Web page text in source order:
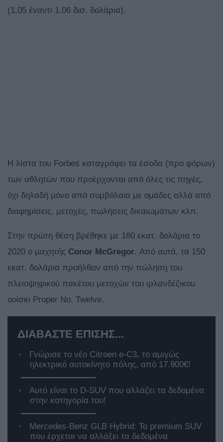
(1,05 έναντι 1,06 δισ. δολάρια).
Η λίστα του Forbes καταγράφει τα έσοδα (προ φόρων)
των αθλητών που προέρχονται από όλες τις πηγές,
όχι δηλαδή μόνο από συμβόλαια με ομάδες αλλά από
διαφημίσεις, μετοχές, πωλήσεις δικαιωμάτων κλπ.
Στην πρώτη θέση βρέθηκε με 180 εκατ. δολάρια το
2020 ο μαχητής Conor McGregor. Από αυτά, τα 150
εκατ. δολάρια προήλθαν από την πώληση του
πλειοψηφικού πακέτου μετοχών του ιρλανδέζικου
ουίσκι Proper No. Twelve.
ΔΙΑΒΑΣΤΕ ΕΠΙΣΗΣ...
Γνώρισε το νέο Citroen e-C3, το αμιγώς
ηλεκτρικό αυτοκίνητο πόλης, από 17.900€!
Αυτό είναι το D-SUV που αλλάζει τα δεδομένα
στην κατηγορία του!
Mercedes-Benz GLB Hybrid: Το premium SUV
που έρχεται να αλλάξει τα δεδομένα